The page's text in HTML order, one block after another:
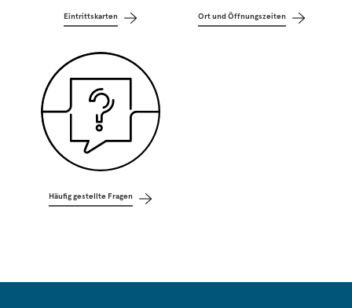
Eintrittskarten Ort und Öffnungszeiten
Häufig gestellte Fragen